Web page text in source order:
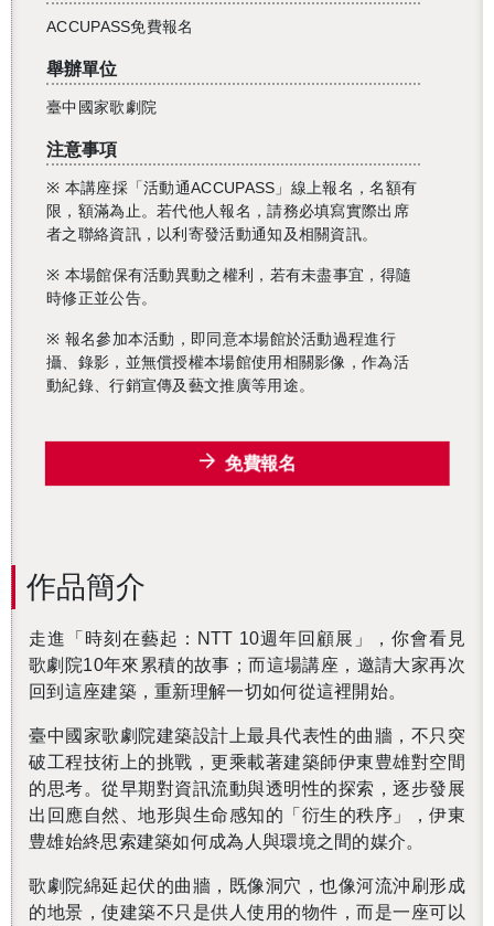
ACCUPASS免費報名
舉辦單位
臺中國家歌劇院
注意事項
※ 本講座採「活動通ACCUPASS」線上報名，名額有
限，額滿為止。若代他人報名，請務必填寫實際出席
者之聯絡資訊，以利寄發活動通知及相關資訊。
※ 本場館保有活動異動之權利，若有未盡事宜 ， 得隨
時修正並公告。
※ 報名參加本活動， 即同意本場館於活動過程進行
攝、錄影，並無償授權本場館使用相關影像，作為活
動紀錄、行銷宣傳及藝文推廣等用途。
免費報名
作品簡介
走進「時刻在藝起：NTT 10週年回顧展」，你會看見
歌劇院10年來累積的故事；而這場講座，邀請大家再次
回到這座建築，重新理解一切如何從這裡開始。
臺中國家歌劇院建築設計上最具代表性的曲牆，不只突
破工程技術上的挑戰，更乘載著建築師伊東豊雄對空間
的思考。從早期對資訊流動與透明性的探索，逐步發展
出回應自然、地形與生命感知的「衍生的秩序」，伊東
豊雄始終思索建築如何成為人與環境之間的媒介。
歌劇院綿延起伏的曲牆，既像洞穴，也像河流沖刷形成
的地景，使建築不只是供人使用的物件，而是一座可以